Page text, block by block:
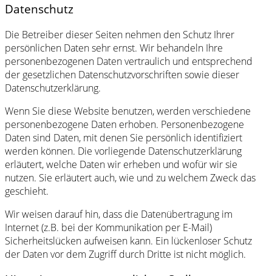
Datenschutz
Die Betreiber dieser Seiten nehmen den Schutz Ihrer
persönlichen Daten sehr ernst. Wir behandeln Ihre
personenbezogenen Daten vertraulich und entsprechend
der gesetzlichen Datenschutzvorschriften sowie dieser
Datenschutzerklärung.
Wenn Sie diese Website benutzen, werden verschiedene
personenbezogene Daten erhoben. Personenbezogene
Daten sind Daten, mit denen Sie persönlich identifiziert
werden können. Die vorliegende Datenschutzerklärung
erläutert, welche Daten wir erheben und wofür wir sie
nutzen. Sie erläutert auch, wie und zu welchem Zweck das
geschieht.
Wir weisen darauf hin, dass die Datenübertragung im
Internet (z.B. bei der Kommunikation per E-Mail)
Sicherheitslücken aufweisen kann. Ein lückenloser Schutz
der Daten vor dem Zugriff durch Dritte ist nicht möglich.